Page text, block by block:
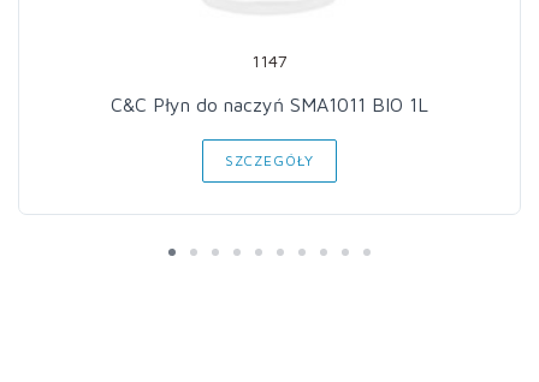
1147
C&C Płyn do naczyń SMA1011 BIO 1L
SZCZEGÓŁY